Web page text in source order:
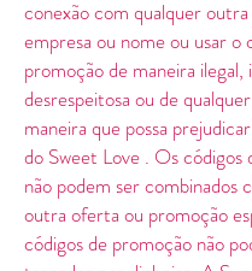
conexão com qualquer
empresa ou nome ou usar o
promoção de maneira ilegal,
desrespeitosa ou de
maneira que possa
do Sweet Love . Os códigos
não podem ser combinados
outra oferta ou promoção
códigos de promoção não